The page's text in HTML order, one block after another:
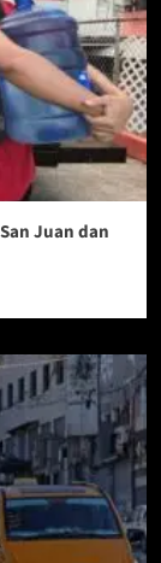
Juan dan